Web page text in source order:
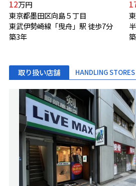
12万円
東京都墨田区向島５丁目
東武伊勢崎線「曳舟」駅 徒歩7分
築3年
取り扱い店舗 HANDLING STORES